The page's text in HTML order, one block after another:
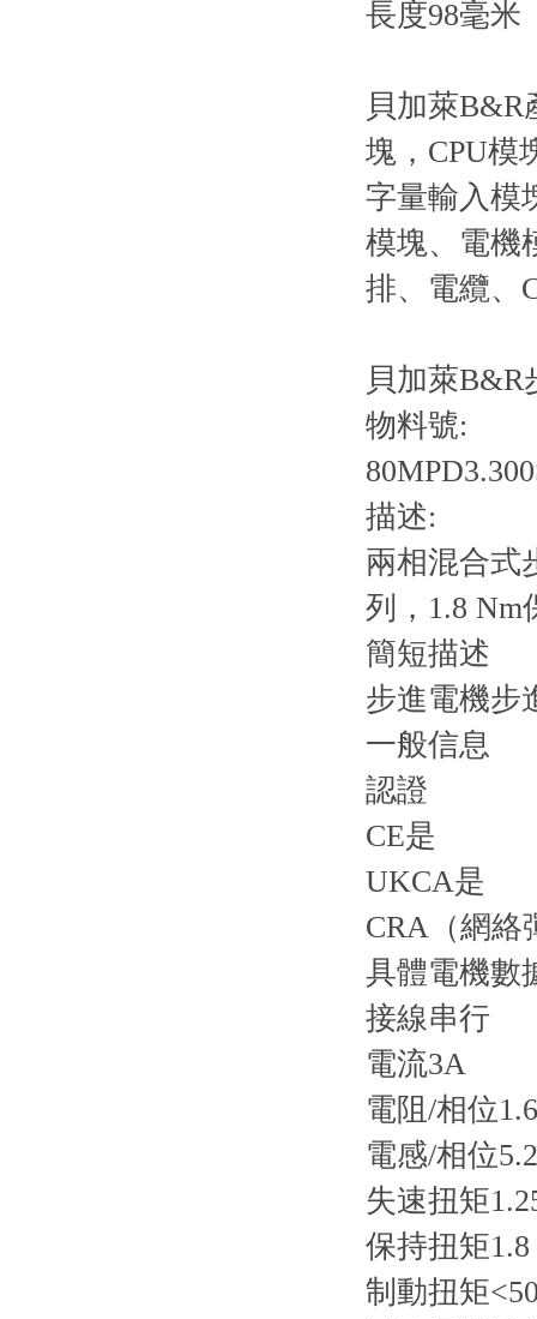
長度98毫米
貝加萊
塊，CPU模
字量輸入模
模塊、電機
排、電纜、
貝加萊B&R
物料號:
描述:
兩相混合式
列，1.8 Nm
簡短描述
步進電機步
一般信息
認證
CE是
UKCA是
CRA（網絡
具體電機數
接線串行
電流3A
電阻/相位
電感/相位
失速扭矩
保持扭矩1.8
制動扭矩